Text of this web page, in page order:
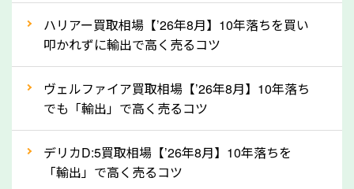
定を行い高価買取価格をつけやすくなります。
ってきます！
自動車税の還付金は、先に年払いしていた自動車税が
月割りで返還されるものです。ですから、自動車税の
還付金は早めに売却するほど多く還付されます。不要
ハリアー買取相場【’26年8月】10年落ちを買い
叩かれずに輸出で高く売るコツ
ヴェルファイア買取相場【’26年8月】10年落ち
でも「輸出」で高く売るコツ
デリカD:5買取相場【’26年8月】10年落ちを
「輸出」で高く売るコツ